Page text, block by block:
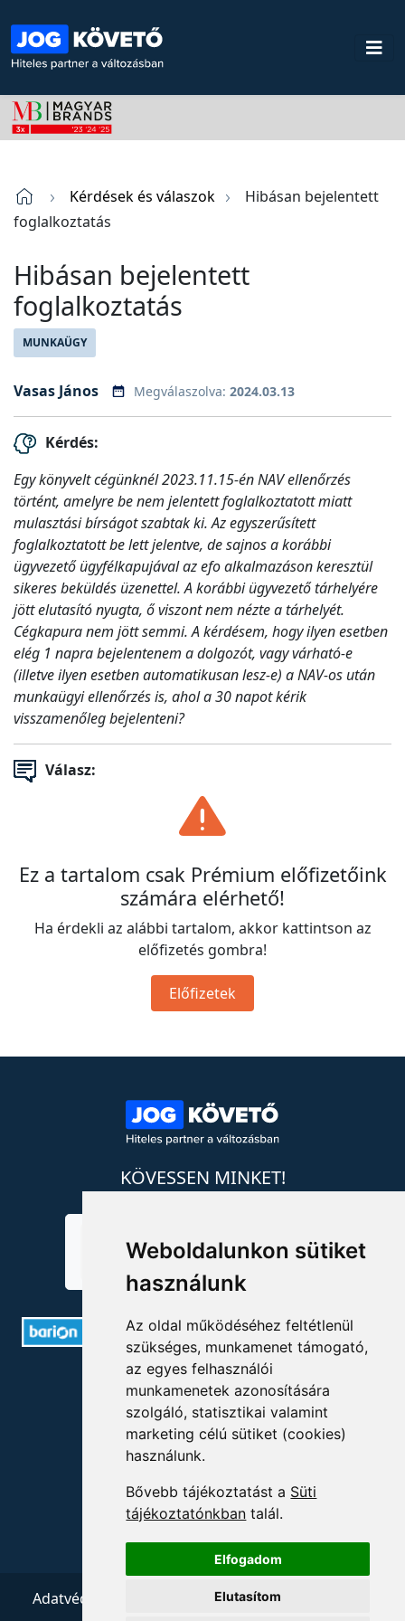
Weboldalunkon sütiket
használunk
Az oldal működéséhez feltétlenül
szükséges, munkamenet támogató,
az egyes felhasználói
munkamenetek azonosítására
szolgáló, statisztikai valamint
marketing célú sütiket (cookies)
használunk.
Bővebb tájékoztatást a Süti
tájékoztatónkban talál.
Elfogadom
Elutasítom
Kérdések és válaszok
Hibásan bejelentett
foglalkoztatás
Hibásan bejelentett
foglalkoztatás
MUNKAÜGY
Vasas János Megválaszolva: 2024.03.13
Kérdés:
Egy könyvelt cégünknél 2023.11.15-én NAV ellenőrzés
történt, amelyre be nem jelentett foglalkoztatott miatt
mulasztási bírságot szabtak ki. Az egyszerűsített
foglalkoztatott be lett jelentve, de sajnos a korábbi
ügyvezető ügyfélkapujával az efo alkalmazáson keresztül
sikeres beküldés üzenettel. A korábbi ügyvezető tárhelyére
jött elutasító nyugta, ő viszont nem nézte a tárhelyét.
Cégkapura nem jött semmi. A kérdésem, hogy ilyen esetben
elég 1 napra bejelentenem a dolgozót, vagy várható-e
(illetve ilyen esetben automatikusan lesz-e) a NAV-os után
munkaügyi ellenőrzés is, ahol a 30 napot kérik
visszamenőleg bejelenteni?
Válasz:
Ez a tartalom csak Prémium előfizetőink
számára elérhető!
Ha érdekli az alábbi tartalom, akkor kattintson az
előfizetés gombra!
Előfizetek
KÖVESSEN MINKET!
ELÉRHETŐSÉGEK
+36 1 880 7600
info@mprx.hu
Adatvédelem Impresszum